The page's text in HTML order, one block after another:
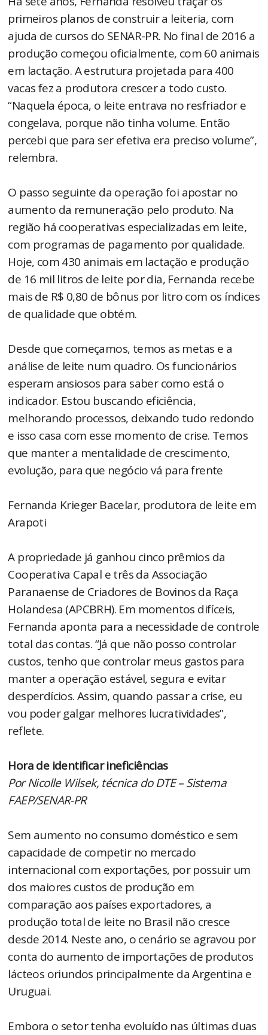
primeiros planos de construir a leiteria, com
ajuda de cursos do SENAR-PR. No final de 2016 a
produção começou oficialmente, com 60 animais
em lactação. A estrutura projetada para 400
vacas fez a produtora crescer a todo custo.
“Naquela época, o leite entrava no resfriador e
congelava, porque não tinha volume. Então
percebi que para ser efetiva era preciso volume”,
relembra.
O passo seguinte da operação foi apostar no
aumento da remuneração pelo produto. Na
região há cooperativas especializadas em leite,
com programas de pagamento por qualidade.
Hoje, com 430 animais em lactação e produção
de 16 mil litros de leite por dia, Fernanda recebe
mais de R$ 0,80 de bônus por litro com os índices
de qualidade que obtém.
Desde que começamos, temos as metas e a
análise de leite num quadro. Os funcionários
esperam ansiosos para saber como está o
indicador. Estou buscando eficiência,
melhorando processos, deixando tudo redondo
e isso casa com esse momento de crise. Temos
que manter a mentalidade de crescimento,
evolução, para que negócio vá para frente
Fernanda Krieger Bacelar, produtora de leite em
Arapoti
A propriedade já ganhou cinco prêmios da
Cooperativa Capal e três da Associação
Paranaense de Criadores de Bovinos da Raça
Holandesa (APCBRH). Em momentos difíceis,
Fernanda aponta para a necessidade de controle
total das contas. “Já que não posso controlar
custos, tenho que controlar meus gastos para
manter a operação estável, segura e evitar
desperdícios. Assim, quando passar a crise, eu
vou poder galgar melhores lucratividades”,
reflete.
Hora de identificar ineficiências
Por Nicolle Wilsek, técnica do DTE – Sistema
FAEP/SENAR-PR
Sem aumento no consumo doméstico e sem
capacidade de competir no mercado
internacional com exportações, por possuir um
dos maiores custos de produção em
comparação aos países exportadores, a
produção total de leite no Brasil não cresce
desde 2014. Neste ano, o cenário se agravou por
conta do aumento de importações de produtos
lácteos oriundos principalmente da Argentina e
Uruguai.
Embora o setor tenha evoluído nas últimas duas